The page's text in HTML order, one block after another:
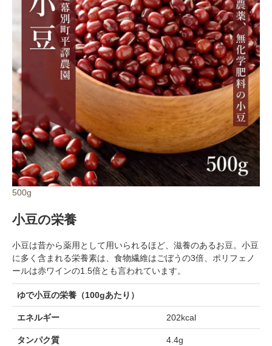
500g
小豆の栄養
小豆は昔から薬用として用いられるほど、滋養のあるお豆。小豆
に多く含まれる栄養素は、食物繊維はごぼうの3倍、ポリフェノ
ールは赤ワインの1.5倍とも言われています。
ゆで小豆の栄養（100gあたり）
エネルギー 202kcal
タンパク質 4.4g
対象者：かわしま屋で初めてお買い物をされる方
利用条件：3,000円以上のお買い物でご利用いただけます
ご利用回数：お一人様1回限り
※他のクーポンとの併用はできません
クーポンのご利用方法はこちら >>